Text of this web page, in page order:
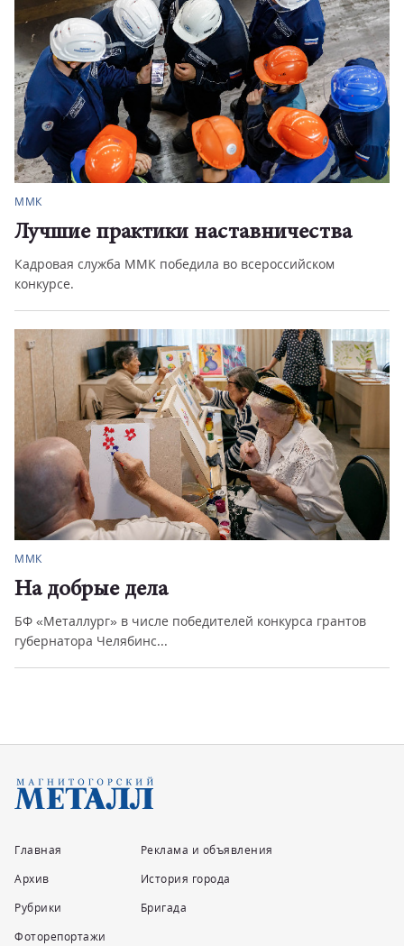
ММК
Лучшие практики наставничества
Кадровая служба ММК победила во всероссийском
конкурсе.
ММК
На добрые дела
БФ «Металлург» в числе победителей конкурса грантов
губернатора Челябинс...
Главная
Архив
Рубрики
Фоторепортажи
Реклама и объявления
История города
Бригада